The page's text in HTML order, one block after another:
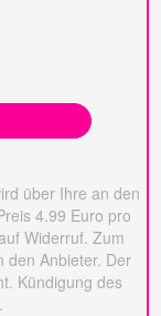
über Ihre an den
4.99 Euro pro
Widerruf. Zum
den Anbieter. Der
Kündigung des